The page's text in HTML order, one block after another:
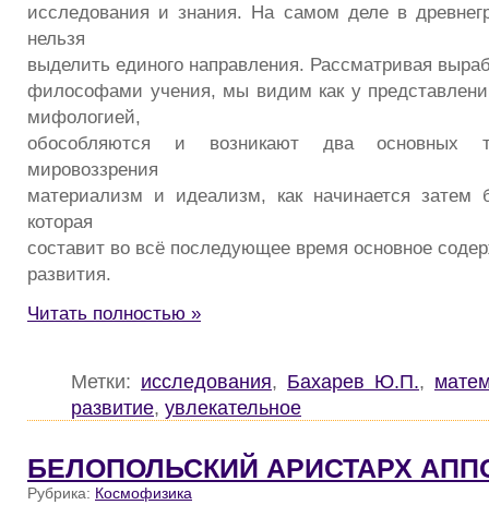
исследования и знания. На самом деле в
нельзя
выделить единого направления. Рассматривая
философами учения, мы видим как у
мифологией,
обособляются и возникают два основных
мировоззрения
материализм и идеализм, как начинается
которая
составит во всё последующее время основное
развития.
Читать полностью »
Метки: исследования, Бахарев Ю.П.,
развитие, увлекательное
БЕЛОПОЛЬСКИЙ АРИСТАРХ
Рубрика: Космофизика